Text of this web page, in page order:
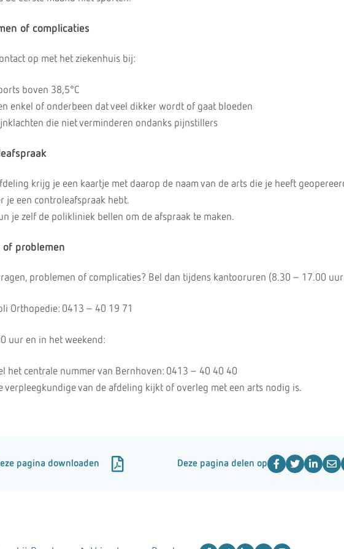
of complicaties
op met het ziekenhuis bij:
boven 38,5°C
enkel of onderbeen dat veel dikker wordt of gaat bloeden
die niet verminderen ondanks pijnstillers
krijg je een kaartje met daarop de naam van de arts die je heeft
je een controleafspraak hebt.
je zelf de polikliniek bellen om de afspraak te maken.
of problemen
problemen of complicaties? Bel dan tijdens kantooruren (8.30 – 17.00
Orthopedie: 0413 – 40 19 71
uur en in het weekend:
het centrale nummer van Bernhoven: 0413 – 40 40 40
verpleegkundige van de afdeling kijkt of overleg met een arts nodig is.
pagina downloaden Deze pagina delen op